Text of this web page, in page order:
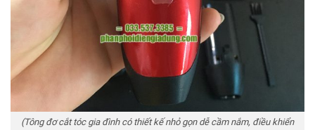
(Tông đơ cắt tóc gia đình có thiết kế nhỏ gọn dễ cầm nắm, điều khiển